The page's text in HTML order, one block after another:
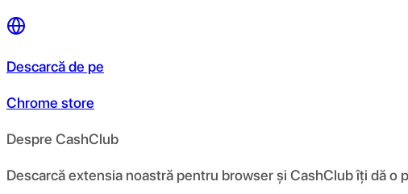
Descarcă de pe
Chrome store
Despre CashClub
Descarcă extensia noastră pentru browser și CashClub îți dă o